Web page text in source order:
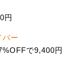
円
ー
で9,400円